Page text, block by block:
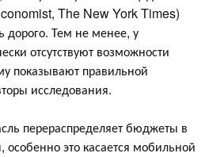
The New York Times)
дорого. Тем не менее, у
отсутствуют возможности
показывают правильной
исследования.
перераспределяет бюджеты в
особенно это касается мобильной